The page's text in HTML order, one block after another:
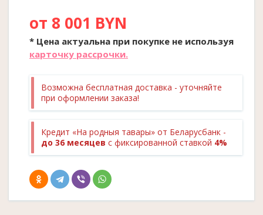
от 8 001 BYN
* Цена актуальна при покупке не используя
карточку рассрочки.
Возможна бесплатная доставка - уточняйте
при оформлении заказа!
Кредит «На родныя тавары» от Беларусбанк -
до 36 месяцев с фиксированной ставкой 4%